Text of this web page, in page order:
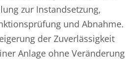
zur Instandsetzung,
und Abnahme.
der Zuverlässigkeit
Anlage ohne Veränderung